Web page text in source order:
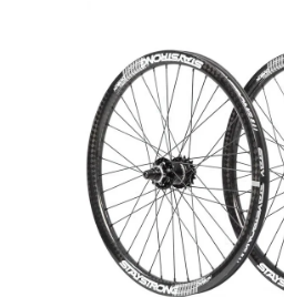
hvězdiček.